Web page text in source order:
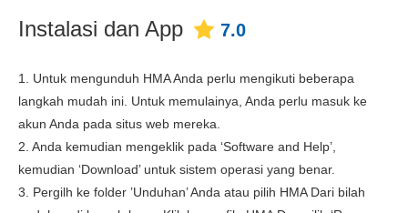
Instalasi dan App 7.0
1. Untuk mengunduh HMA Anda perlu mengikuti beberapa
langkah mudah ini. Untuk memulainya, Anda perlu masuk ke
akun Anda pada situs web mereka.
2. Anda kemudian mengeklik pada ‘Software and Help’,
kemudian ‘Download’ untuk sistem operasi yang benar.
3. Pergilh ke folder ’Unduhan’ Anda atau pilih HMA Dari bilah